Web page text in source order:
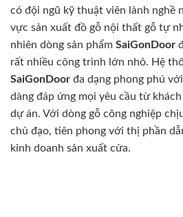
có đội ngũ kỹ thuật viên lành nghề
vực sản xuất đồ gỗ nội thất gỗ tự
nhiên dòng sản phẩm SaiGonDoor
rất nhiều công trình lớn nhỏ. Hệ
SaiGonDoor đa dạng phong phú
dàng đáp ứng mọi yêu cầu từ
dự án. Với dòng gỗ công nghiệp
chủ đạo, tiên phong với thị phần
kinh doanh sản xuất cửa.